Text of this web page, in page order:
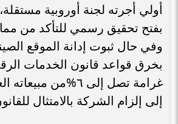
أولي أجرته لجنة أوروبية
بفتح تحقيق رسمي للتأكد من
وفي حال ثبوت إدانة الموقع
بخرق قواعد قانون الخدمات
غرامة تصل إلى ٦%من
إلى إلزام الشركة بالامتثال